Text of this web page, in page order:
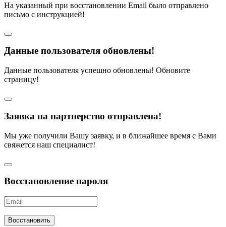
На указанный при восстановлении Email было отправлено
письмо с инструкцией!
Данные пользователя обновлены!
Данные пользователя успешно обновлены! Обновите
страницу!
Заявка на партнерство отправлена!
Мы уже получили Вашу заявку, и в ближайшее время с Вами
свяжется наш специалист!
Восстановление пароля
Восстановить